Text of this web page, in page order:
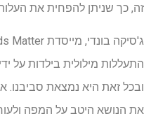
זה, כך שניתן להפחית את
התעללות מילולית בילדות על
ובכל זאת היא נמצאת סביבנו.
את הנושא היטב על המפה